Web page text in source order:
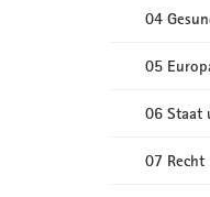
04
05
06 Staat
07 Recht